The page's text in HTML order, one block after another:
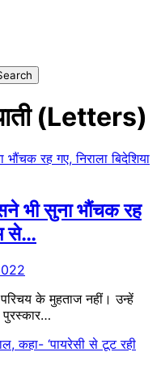
(Letters)
भी सुना भौंचक रह
से…
के मुहताज नहीं। उन्हें